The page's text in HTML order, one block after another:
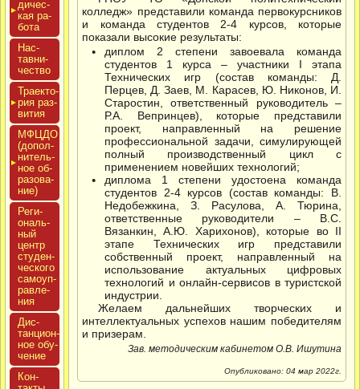
дичес­
кая ра­
бота
Нас­
тавни­
чес­тво
Тра­ек­то­
рия раз­
ви­тия
МФЦДО
(до­пол­
ни­тель­
ное об­
ра­зова­
ние)
Реги­
ональ­
ный
центр
сту­ден­
ческо­го
са­мо­уп­
равле­
ния
Дис­
танци­он­
ное обу­
чение
Кон­
колледж» представили команда первокурсников
и команда студентов 2-4 курсов, которые
показали высокие результаты:
диплом 2 степени завоевала команда
студентов 1 курса – участники I этапа
Технических игр (состав команды: Д.
Перцев, Д. Заев, М. Карасев, Ю. Никонов, И.
Старостин, ответственный руководитель –
Р.А. Вепринцев), которые представили
проект, направленный на решение
профессиональной задачи, симулирующей
полный производственный цикл с
применением новейших технологий;
диплома 1 степени удостоена команда
студентов 2-4 курсов (состав команды: В.
Недобежкина, З. Расулова, А. Тюрина,
ответственные руководители – В.С.
Вязанкин, А.Ю. Харихонов), которые во II
этапе Технических игр представили
собственный проект, направленный на
использование актуальных цифровых
технологий и онлайн-сервисов в туристской
индустрии.
Желаем дальнейших творческих и
интеллектуальных успехов нашим победителям
и призерам.
Зав. методическим кабинетом О.В. Ишутина
Опубликовано: 04 мар 2022г.